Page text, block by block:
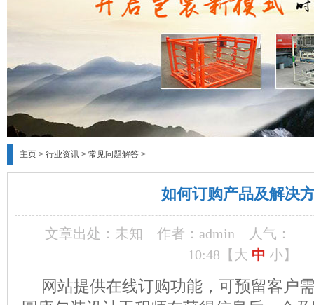
主页 > 行业资讯 > 常见问题解答 >
如何订购产品及解决
文章出处：未知 作者：admin
人气：
10:48【 大 中 小】
网站提供在线订购功能，可预留客户